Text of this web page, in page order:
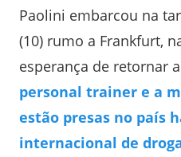
Paolini embarcou na
(10) rumo a Frankfurt,
esperança de retornar
personal trainer e a
estão presas no país
internacional de